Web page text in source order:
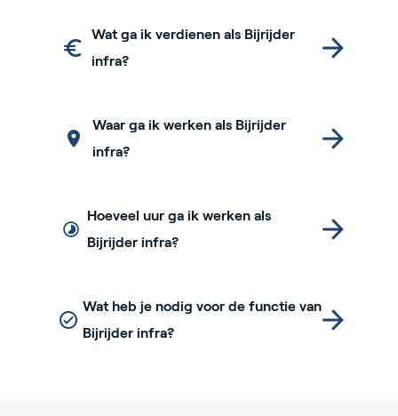
Wat ga ik verdienen als Bijrijder
infra?
Waar ga ik werken als Bijrijder
infra?
Hoeveel uur ga ik werken als
Bijrijder infra?
Wat heb je nodig voor de functie van
Bijrijder infra?